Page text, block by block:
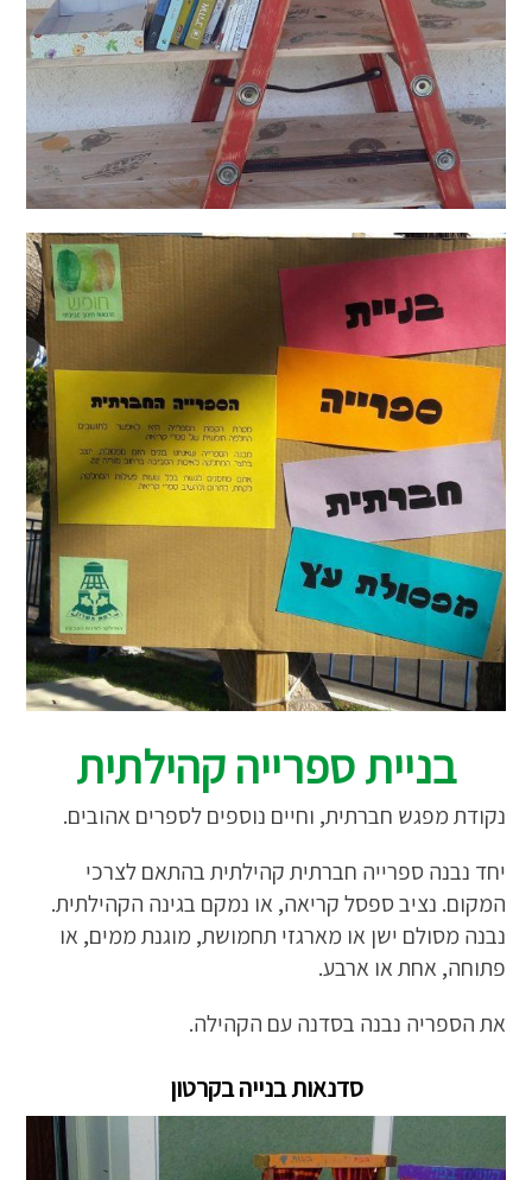
בניית ספרייה קהילתית
נקודת מפגש חברתית, וחיים נוספים לספרים אהובים.
יחד נבנה ספרייה חברתית קהילתית בהתאם לצרכי
המקום. נציב ספסל קריאה, או נמקם בגינה הקהילתית.
נבנה מסולם ישן או מארגזי תחמושת, מוגנת ממים, או
פתוחה, אחת או ארבע.
את הספריה נבנה בסדנה עם הקהילה.
סדנאות בנייה בקרטון